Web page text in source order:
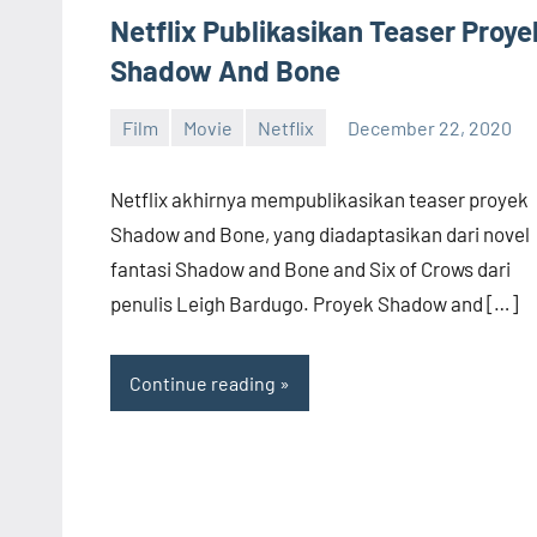
Netflix Publikasikan Teaser
Shadow And Bone
Film Movie Netflix December 22, 2020
Netflix akhirnya mempublikasikan teaser proyek
Shadow and Bone, yang diadaptasikan dari novel
fantasi Shadow and Bone and Six of Crows dari
penulis Leigh Bardugo. Proyek Shadow and […]
Continue reading